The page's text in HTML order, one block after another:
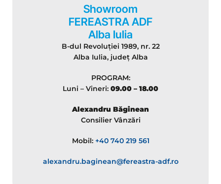
Showroom
FEREASTRA ADF
Alba Iulia
B-dul Revoluției 1989, nr. 22
Alba Iulia, județ Alba
PROGRAM:
Luni – Vineri: 09.00 – 18.00
Alexandru Băginean
Consilier Vânzări
Mobil: +40 740 219 561
alexandru.baginean@fereastra-adf.ro